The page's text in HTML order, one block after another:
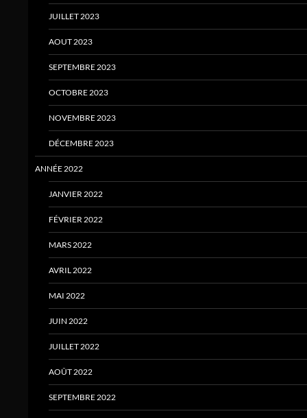
JUILLET 2023
AOUT 2023
SEPTEMBRE 2023
OCTOBRE 2023
NOVEMBRE 2023
DÉCEMBRE 2023
ANNÉE 2022
JANVIER 2022
FÉVRIER 2022
MARS 2022
AVRIL 2022
MAI 2022
JUIN 2022
JUILLET 2022
AOÛT 2022
SEPTEMBRE 2022